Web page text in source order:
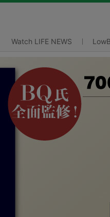
Watch LIFE NEWS